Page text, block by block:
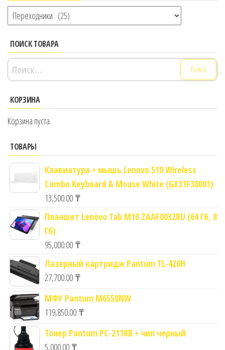
ПОИСК ТОВАРА
Найти:
КОРЗИНА
Корзина пуста.
ТОВАРЫ
Клавиатура + мышь Lenovo 510 Wireless
Combo Keyboard & Mouse White (GX31F38001)
13,500.00 ₸
Планшет Lenovo Tab M10 ZAAF0032RU (64 Гб, 8
Гб)
95,000.00 ₸
Лазерный картридж Pantum TL-420H
27,700.00 ₸
МФУ Pantum M6550NW
119,850.00 ₸
Тонер Pantum PC-211RB + чип черный
5,000.00 ₸